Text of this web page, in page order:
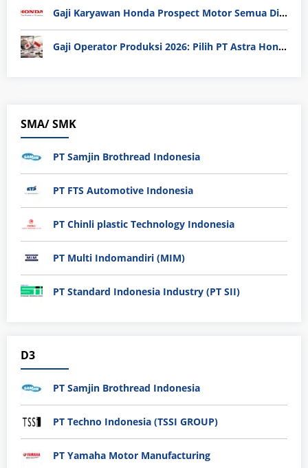
Gaji Karyawan Honda Prospect Motor Semua Divisi
Gaji Operator Produksi 2026: Pilih PT Astra Honda Motor (AHM) atau Manufaktur di Jepang?
SMA/ SMK
PT Samjin Brothread Indonesia
PT FTS Automotive Indonesia
PT Chinli plastic Technology Indonesia
PT Multi Indomandiri (MIM)
PT Standard Indonesia Industry (PT SII)
D3
PT Samjin Brothread Indonesia
PT Techno Indonesia (TSSI GROUP)
PT Yamaha Motor Manufacturing